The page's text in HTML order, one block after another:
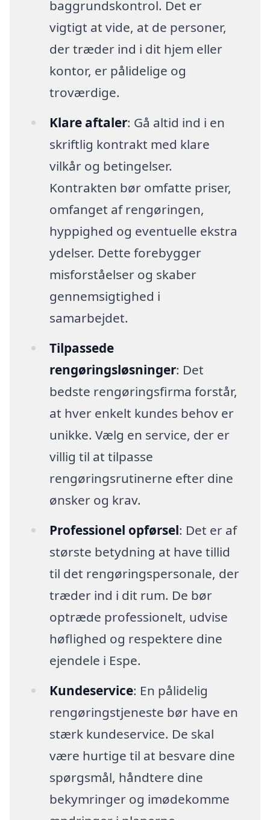
baggrundskontrol. Det er
vigtigt at vide, at de personer,
der træder ind i dit hjem eller
kontor, er pålidelige og
troværdige.
Klare aftaler: Gå altid ind i en
skriftlig kontrakt med klare
vilkår og betingelser.
Kontrakten bør omfatte priser,
omfanget af rengøringen,
hyppighed og eventuelle ekstra
ydelser. Dette forebygger
misforståelser og skaber
gennemsigtighed i
samarbejdet.
Tilpassede
rengøringsløsninger: Det
bedste rengøringsfirma forstår,
at hver enkelt kundes behov er
unikke. Vælg en service, der er
villig til at tilpasse
rengøringsrutinerne efter dine
ønsker og krav.
Professionel opførsel: Det er af
største betydning at have tillid
til det rengøringspersonale, der
træder ind i dit rum. De bør
optræde professionelt, udvise
høflighed og respektere dine
ejendele i Espe.
Kundeservice: En pålidelig
rengøringstjeneste bør have en
stærk kundeservice. De skal
være hurtige til at besvare dine
spørgsmål, håndtere dine
bekymringer og imødekomme